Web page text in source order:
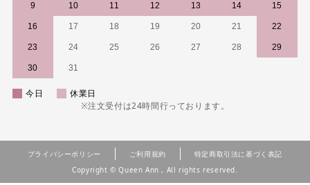
9 10 11 12 13 14 15
16 17 18 19 20 21 22
23 24 25 26 27 28 29
30 31
今日
休業日
※注文受付は24時間行っております。
Copyright © Queen Ann , All rights reserved.
プライバシーポリシー ご利用規約 特定商取引法に基づく表記